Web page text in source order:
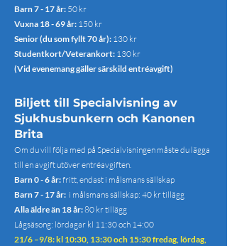
Barn 7 - 17 år: 50 kr
Vuxna 18 - 69 år: 150 kr
Senior (du som fyllt 70 år): 130 kr
Studentkort/Veterankort: 130 kr
(Vid evenemang gäller särskild entréavgift)
Biljett till Specialvisning av
Sjukhusbunkern och Kanonen
Brita
Om du vill följa med på Specialvisningen måste du lägga
till en avgift utöver entréavgiften.
Barn 0 - 6 år:fritt, endast i målsmans sällskap
Barn 7 - 17 år: i målsmans sällskap: 40 kr tillägg
Alla äldre än 18 år:80 kr tillägg
Lågsäsong: lördagar kl 11:30 och 14:00
21/6 –9/8: kl 10:30, 13:30 och 15:30 fredag, lördag,